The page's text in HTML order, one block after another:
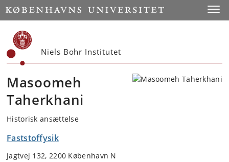
Start
Niels Bohr Institutet
Masoomeh
Taherkhani
Historisk ansættelse
Faststoffysik
Jagtvej 132, 2200 København N